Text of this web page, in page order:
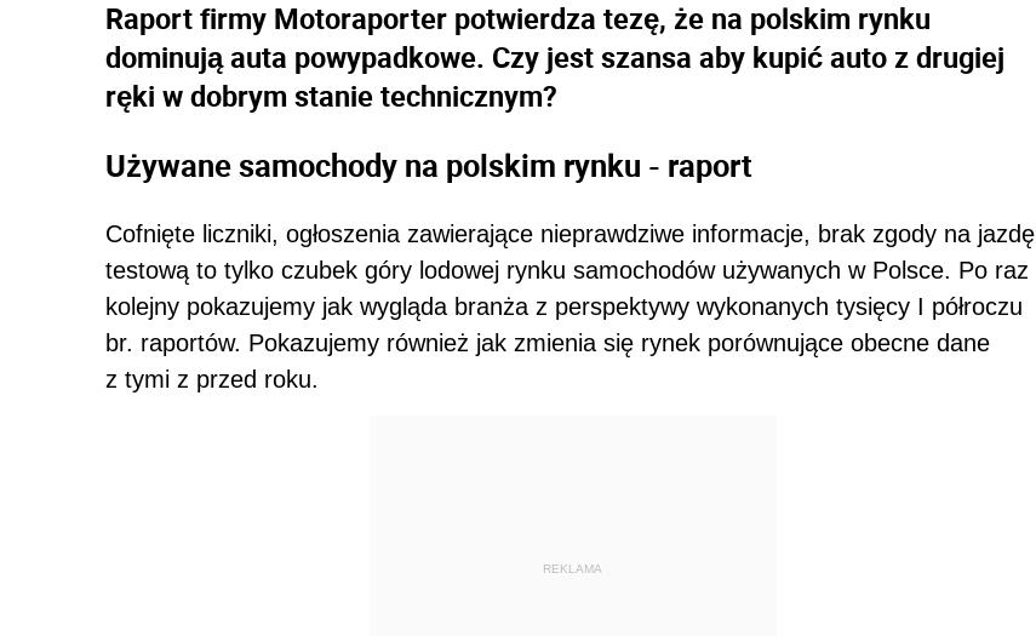
Raport firmy Motoraporter potwierdza tezę, że na polskim rynku
dominują auta powypadkowe. Czy jest szansa aby kupić auto z drugiej
ręki w dobrym stanie technicznym?
Używane samochody na polskim rynku - raport
Cofnięte liczniki, ogłoszenia zawierające nieprawdziwe informacje, brak zgody na jazdę
testową to tylko czubek góry lodowej rynku samochodów używanych w Polsce. Po raz
kolejny pokazujemy jak wygląda branża z perspektywy wykonanych tysięcy I półroczu
br. raportów. Pokazujemy również jak zmienia się rynek porównujące obecne dane
z tymi z przed roku.
REKLAMA